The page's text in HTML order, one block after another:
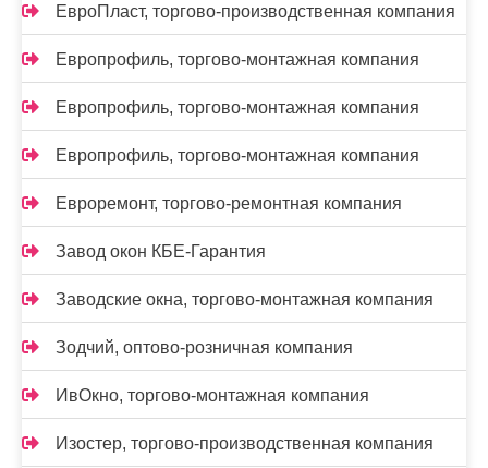
ЕвроПласт, торгово-производственная компания
Европрофиль, торгово-монтажная компания
Европрофиль, торгово-монтажная компания
Европрофиль, торгово-монтажная компания
Евроремонт, торгово-ремонтная компания
Завод окон КБЕ-Гарантия
Заводские окна, торгово-монтажная компания
Зодчий, оптово-розничная компания
ИвОкно, торгово-монтажная компания
Изостер, торгово-производственная компания